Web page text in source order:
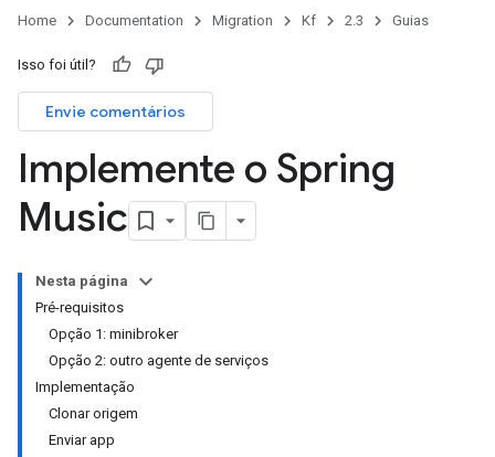
Home Documentation Migration Kf 2.3 Guias
Isso foi útil?
Envie comentários
Implemente o Spring
Music
Nesta página
Pré-requisitos
Opção 1: minibroker
Opção 2: outro agente de serviços
Implementação
Clonar origem
Enviar app